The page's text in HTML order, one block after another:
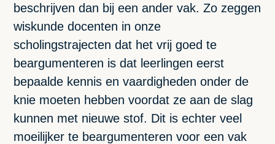
beschrijven dan bij een ander vak. Zo zeggen
wiskunde docenten in onze
scholingstrajecten dat het vrij goed te
beargumenteren is dat leerlingen eerst
bepaalde kennis en vaardigheden onder de
knie moeten hebben voordat ze aan de slag
kunnen met nieuwe stof. Dit is echter veel
moeilijker te beargumenteren voor een vak